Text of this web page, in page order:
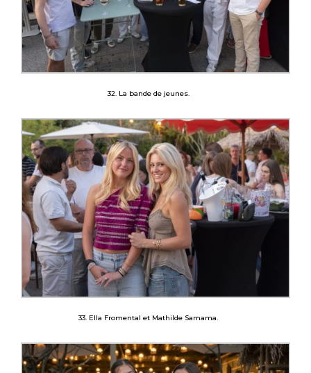
32. La bande de jeunes.
33. Ella Fromental et Mathilde Samama.